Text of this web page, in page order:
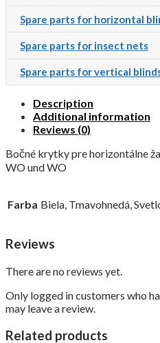
Spare parts for horizontal
Spare parts for insect nets
Spare parts for vertical
Description
Additional information
Reviews (0)
Bočné krytky pre horizontálne
WO und WO
Farba Biela, Tmavohnedá,
Reviews
There are no reviews yet.
Only logged in customers who
may leave a review.
Related products